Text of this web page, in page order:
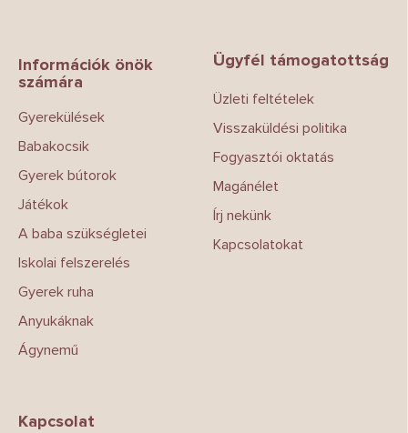
Információk önök
számára
Gyerekülések
Babakocsik
Gyerek bútorok
Játékok
A baba szükségletei
Iskolai felszerelés
Gyerek ruha
Anyukáknak
Ágynemű
Ügyfél támogatottság
Üzleti feltételek
Visszaküldési politika
Fogyasztói oktatás
Magánélet
Írj nekünk
Kapcsolatokat
Kapcsolat